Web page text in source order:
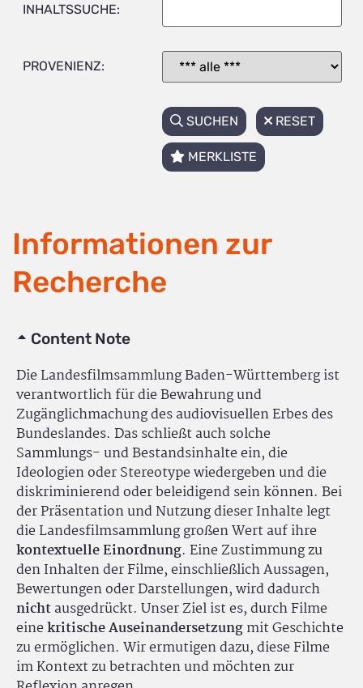
INHALTSSUCHE:
PROVENIENZ:
SUCHEN RESET
MERKLISTE
Informationen zur
Recherche
Content Note
Die Landesfilmsammlung Baden-Württemberg ist
verantwortlich für die Bewahrung und
Zugänglichmachung des audiovisuellen Erbes des
Bundeslandes. Das schließt auch solche
Sammlungs- und Bestandsinhalte ein, die
Ideologien oder Stereotype wiedergeben und die
diskriminierend oder beleidigend sein können. Bei
der Präsentation und Nutzung dieser Inhalte legt
die Landesfilmsammlung großen Wert auf ihre
kontextuelle Einordnung. Eine Zustimmung zu
den Inhalten der Filme, einschließlich Aussagen,
Bewertungen oder Darstellungen, wird dadurch
nichtausgedrückt. Unser Ziel ist es, durch Filme
einekritische Auseinandersetzungmit Geschichte
zu ermöglichen. Wir ermutigen dazu, diese Filme
im Kontext zu betrachten und möchten zur